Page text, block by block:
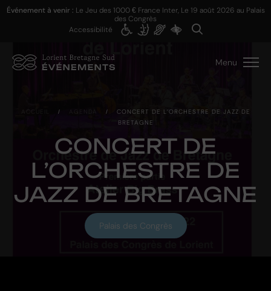
Événement à venir : Le Jeu des 1000 € France Inter, Le 19 août 2026 au Palais
des Congrès
Accessibilité
Menu
CONCERT DE
L’ORCHESTRE DE
JAZZ DE BRETAGNE
/ /
CONCERT DE L’ORCHESTRE DE JAZZ DE
BRETAGNE
Palais des Congrès